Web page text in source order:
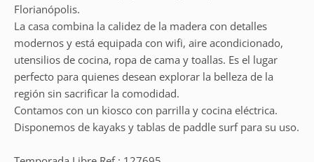
Florianópolis.
La casa combina la calidez de la madera con detalles
modernos y está equipada con wifi, aire acondicionado,
utensilios de cocina, ropa de cama y toallas. Es el lugar
perfecto para quienes desean explorar la belleza de la
región sin sacrificar la comodidad.
Contamos con un kiosco con parrilla y cocina eléctrica.
Disponemos de kayaks y tablas de paddle surf para su uso.